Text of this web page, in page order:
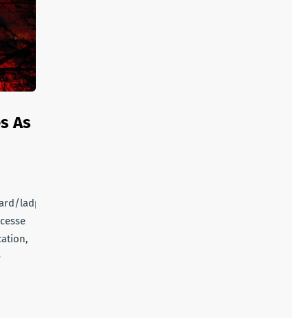
As
ladp45.mp3Un